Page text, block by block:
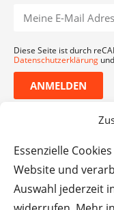
Essenzielle
Website und
Auswahl jederzeit
Diese Seite ist durch
Datenschutzerklärung und
ANMELDEN